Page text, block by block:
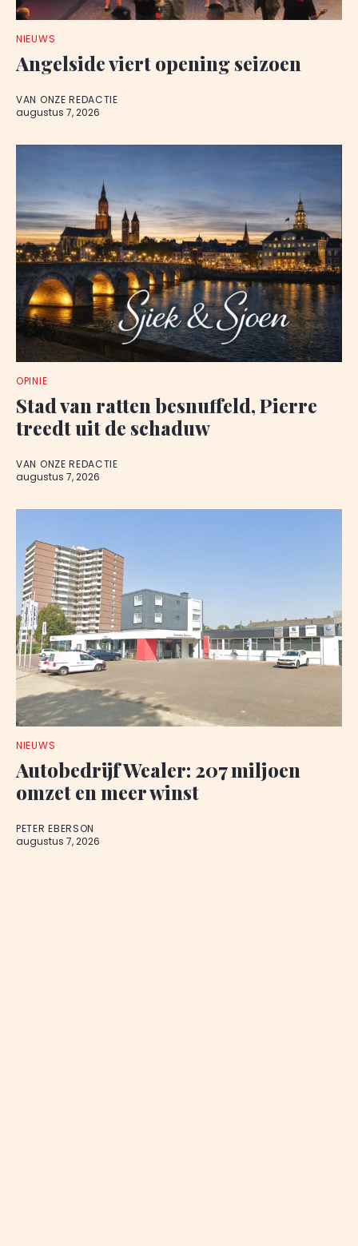
NIEUWS
Angelside viert opening seizoen
VAN ONZE REDACTIE
augustus 7, 2026
OPINIE
Stad van ratten besnuffeld, Pierre
treedt uit de schaduw
VAN ONZE REDACTIE
augustus 7, 2026
NIEUWS
Autobedrijf Wealer: 207 miljoen
omzet en meer winst
PETER EBERSON
augustus 7, 2026